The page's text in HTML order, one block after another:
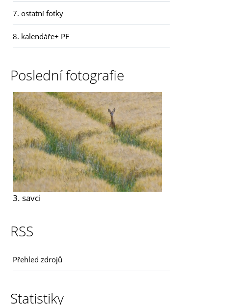
7. ostatní fotky
8. kalendáře+ PF
Poslední fotografie
3. savci
RSS
Přehled zdrojů
Statistiky